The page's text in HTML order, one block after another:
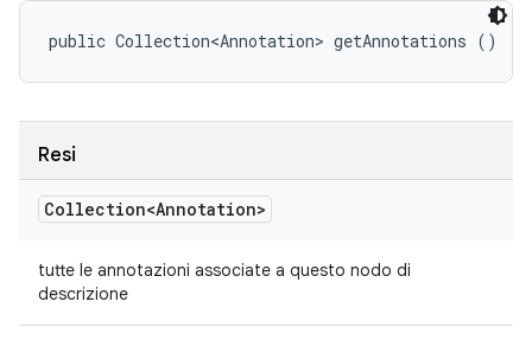
public Collection<Annotation> getAnnotations ()
Resi
Collection<Annotation>
tutte le annotazioni associate a questo nodo di
descrizione